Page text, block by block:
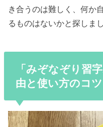
き合うのは難しく、何か
るものはないかと探しまし
「みぞなぞり習
由と使い方のコツ